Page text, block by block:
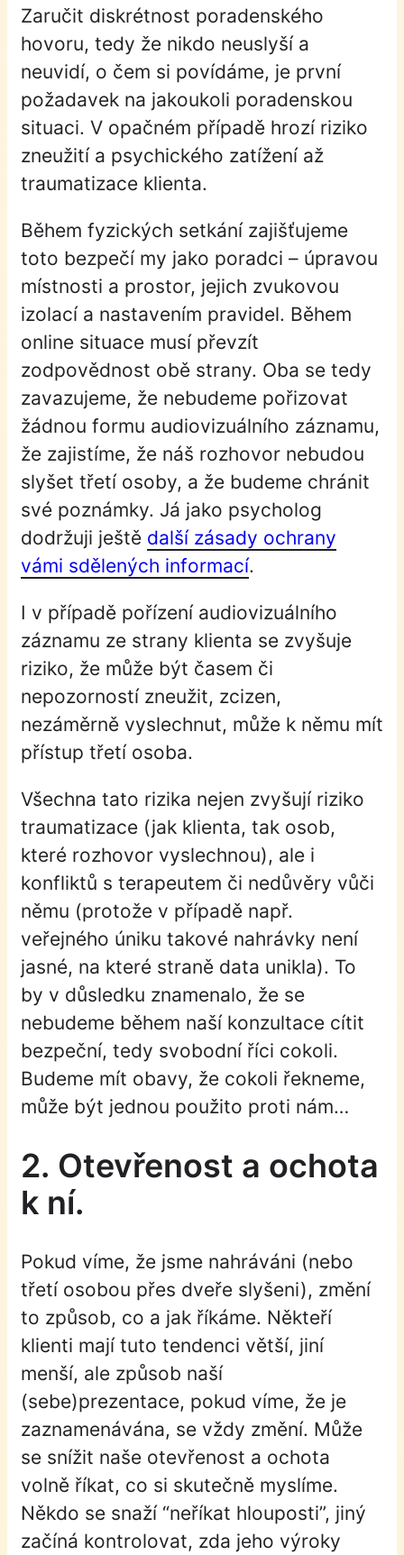
Zaručit diskrétnost poradenského
hovoru, tedy že nikdo neuslyší a
neuvidí, o čem si povídáme, je první
požadavek na jakoukoli poradenskou
situaci. V opačném případě hrozí riziko
zneužití a psychického zatížení až
traumatizace klienta.
Během fyzických setkání zajišťujeme
toto bezpečí my jako poradci – úpravou
místnosti a prostor, jejich zvukovou
izolací a nastavením pravidel. Během
online situace musí převzít
zodpovědnost obě strany. Oba se tedy
zavazujeme, že nebudeme pořizovat
žádnou formu audiovizuálního záznamu,
že zajistíme, že náš rozhovor nebudou
slyšet třetí osoby, a že budeme chránit
své poznámky. Já jako psycholog
dodržuji ještě další zásady ochrany
vámi sdělených informací.
I v případě pořízení audiovizuálního
záznamu ze strany klienta se zvyšuje
riziko, že může být časem či
nepozorností zneužit, zcizen,
nezáměrně vyslechnut, může k němu mít
přístup třetí osoba.
Všechna tato rizika nejen zvyšují riziko
traumatizace (jak klienta, tak osob,
které rozhovor vyslechnou), ale i
konfliktů s terapeutem či nedůvěry vůči
němu (protože v případě např.
veřejného úniku takové nahrávky není
jasné, na které straně data unikla). To
by v důsledku znamenalo, že se
nebudeme během naší konzultace cítit
bezpeční, tedy svobodní říci cokoli.
Budeme mít obavy, že cokoli řekneme,
může být jednou použito proti nám…
2. Otevřenost a ochota
k ní.
Pokud víme, že jsme nahráváni (nebo
třetí osobou přes dveře slyšeni), změní
to způsob, co a jak říkáme. Někteří
klienti mají tuto tendenci větší, jiní
menší, ale způsob naší
(sebe)prezentace, pokud víme, že je
zaznamenávána, se vždy změní. Může
se snížit naše otevřenost a ochota
volně říkat, co si skutečně myslíme.
Někdo se snaží “neříkat hlouposti”, jiný
začíná kontrolovat, zda jeho výroky